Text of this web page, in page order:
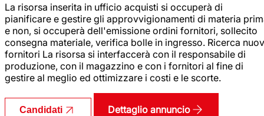
La risorsa inserita in ufficio acquisti si occuperà di
pianificare e gestire gli approvvigionamenti di materia
e non, si occuperà dell'emissione ordini fornitori, sollecito
consegna materiale, verifica bolle in ingresso. Ricerca
fornitori La risorsa si interfaccerà con il responsabile di
produzione, con il magazzino e con i fornitori al fine di
gestire al meglio ed ottimizzare i costi e le scorte.
Candidati Dettaglio annuncio